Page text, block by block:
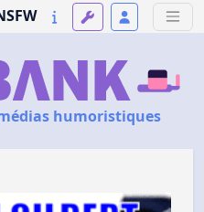
humoristiques